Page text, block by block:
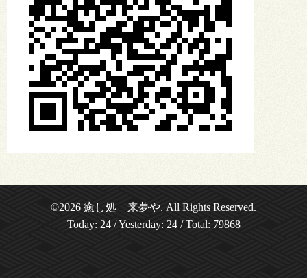
©2026 癒し処 来夢や. All Rights Reserved.
Today: 24/ Yesterday: 24/ Total: 79868